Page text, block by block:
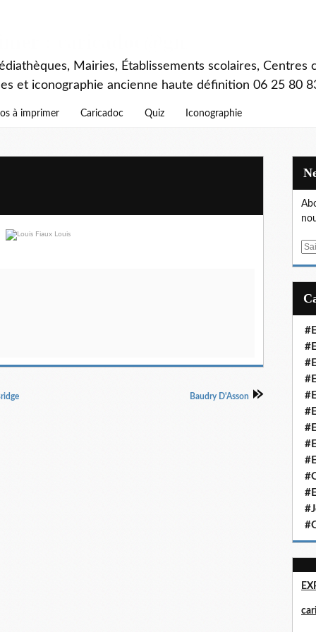
Mairies, Établissements scolaires, Centres
et iconographie ancienne haute définition 06 25 80
à imprimer Caricadoc Quiz Iconographie
Baudry D'Asson
E